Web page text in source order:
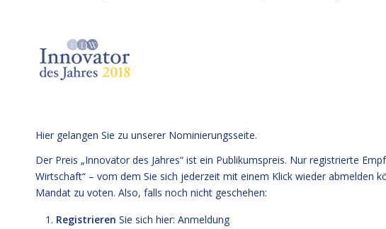
Hier gelangen Sie zu unserer Nominierungsseite.
Der Preis „Innovator des Jahres“ ist ein Publikumspreis. Nur registrierte
Wirtschaft“ – vom dem Sie sich jederzeit mit einem Klick wieder abmelden
Mandat zu voten. Also, falls noch nicht geschehen:
Registrieren Sie sich hier: Anmeldung